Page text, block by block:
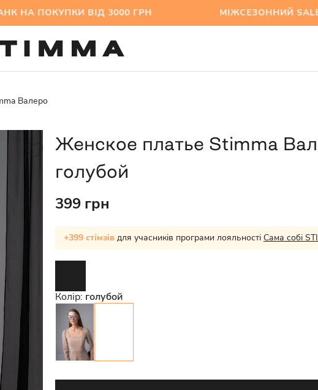
НА ПОКУПКИ ВІД 3000 ГРН МІЖСЕЗОННИЙ SALE -
Валеро
Женское платье Stimma
голубой
399 грн
+399 стімзів для учасників програми лояльності Сама собі
Колір: голубой